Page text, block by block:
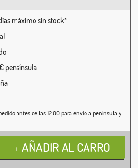
máximo sin stock*
pensínsula
antes de las 12:00 para envío a península y